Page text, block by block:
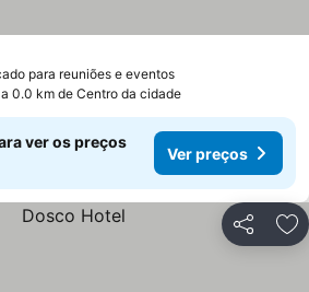
para reuniões e eventos
a 0.0 km de Centro da cidade
ver os preços
Ver preços
Partilhar